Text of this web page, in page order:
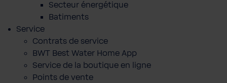
Secteur énergétique
Batiments
Service
Contrats de service
BWT Best Water Home App
Service de la boutique en ligne
Points de vente